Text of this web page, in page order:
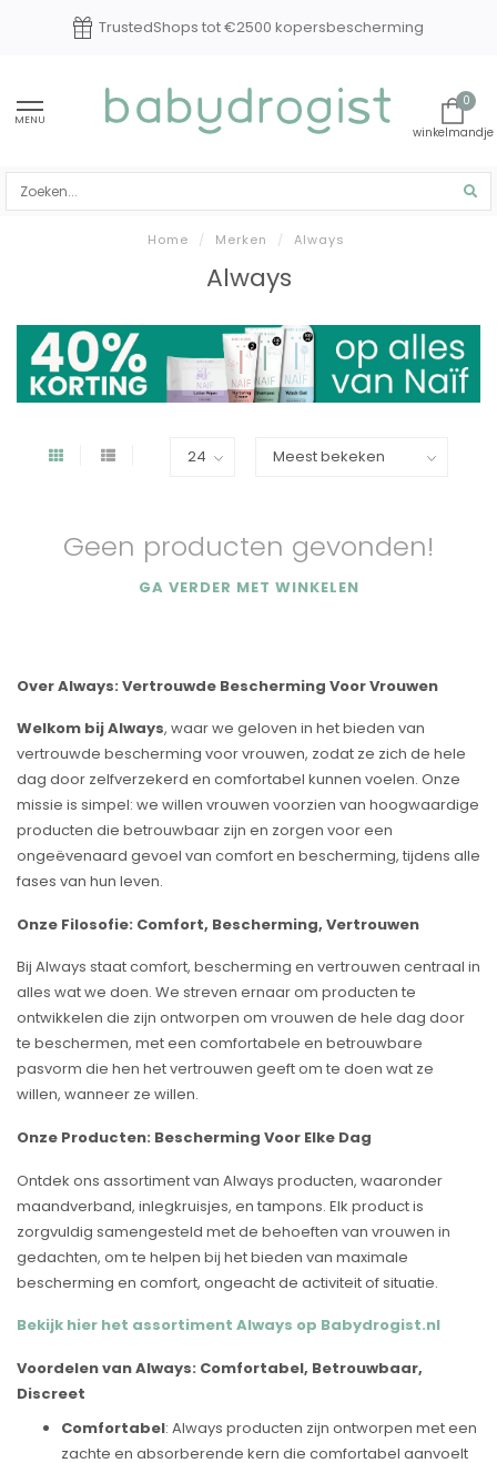
TrustedShops tot €2500 kopersbescherming
MENU
0
Home / Merken / Always
Always
Geen producten gevonden!
GA VERDER MET WINKELEN
Over Always: Vertrouwde Bescherming Voor Vrouwen
Welkom bij Always, waar we geloven in het bieden van
vertrouwde bescherming voor vrouwen, zodat ze zich de hele
dag door zelfverzekerd en comfortabel kunnen voelen. Onze
missie is simpel: we willen vrouwen voorzien van hoogwaardige
producten die betrouwbaar zijn en zorgen voor een
ongeëvenaard gevoel van comfort en bescherming, tijdens alle
fases van hun leven.
Onze Filosofie: Comfort, Bescherming, Vertrouwen
Bij Always staat comfort, bescherming en vertrouwen centraal in
alles wat we doen. We streven ernaar om producten te
ontwikkelen die zijn ontworpen om vrouwen de hele dag door
te beschermen, met een comfortabele en betrouwbare
pasvorm die hen het vertrouwen geeft om te doen wat ze
willen, wanneer ze willen.
Onze Producten: Bescherming Voor Elke Dag
Ontdek ons assortiment van Always producten, waaronder
maandverband, inlegkruisjes, en tampons. Elk product is
zorgvuldig samengesteld met de behoeften van vrouwen in
gedachten, om te helpen bij het bieden van maximale
bescherming en comfort, ongeacht de activiteit of situatie.
Bekijk hier het assortiment Always op Babydrogist.nl
Voordelen van Always: Comfortabel, Betrouwbaar,
Discreet
Comfortabel: Always producten zijn ontworpen met een
zachte en absorberende kern die comfortabel aanvoelt